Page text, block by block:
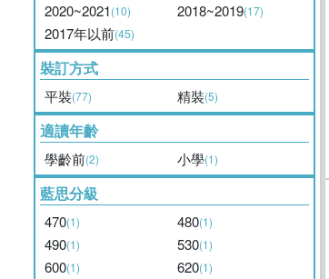
2020~2021(10) 2018~2019(17)
2017年以前(45)
裝訂方式
平裝(77) 精裝(5)
適讀年齡
學齡前(2) 小學(1)
藍思分級
470(1) 480(1)
490(1) 530(1)
600(1) 620(1)